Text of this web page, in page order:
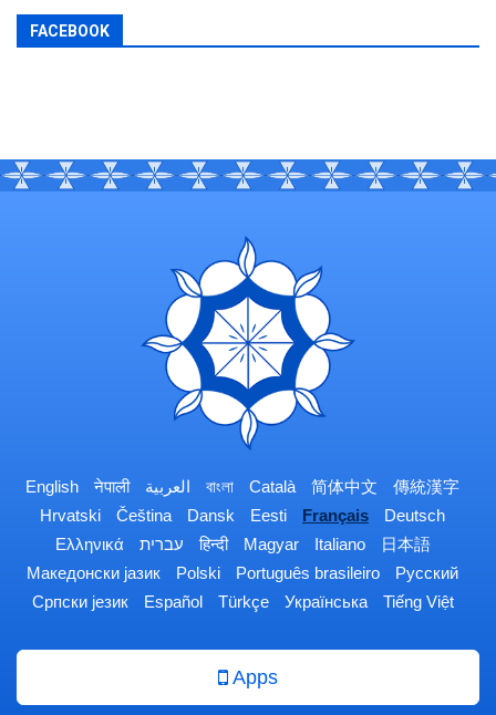
FACEBOOK
English नेपाली العربية বাংলা Català 简体中文
傳統漢字
Hrvatski
Čeština Dansk Eesti Français
Deutsch
Ελληνικά
עברית हिन्दी Magyar Italiano
日本語
Македонски јазик
Polski Português brasileiro
Русский
Српски језик
Español Türkçe Українська Tiếng Việt
Apps